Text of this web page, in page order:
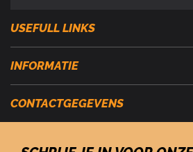
USEFULL LINKS
INFORMATIE
CONTACTGEGEVENS